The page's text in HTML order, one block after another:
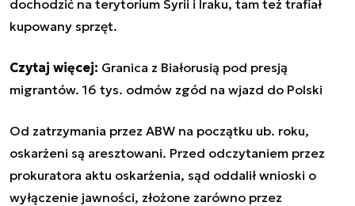
dochodzić na terytorium Syrii i Iraku, tam też trafiał
kupowany sprzęt.
Czytaj więcej: Granica z Białorusią pod presją
migrantów. 16 tys. odmów zgód na wjazd do Polski
Od zatrzymania przez ABW na początku ub. roku,
oskarżeni są aresztowani. Przed odczytaniem przez
prokuratora aktu oskarżenia, sąd oddalił wnioski o
wyłączenie jawności, złożone zarówno przez